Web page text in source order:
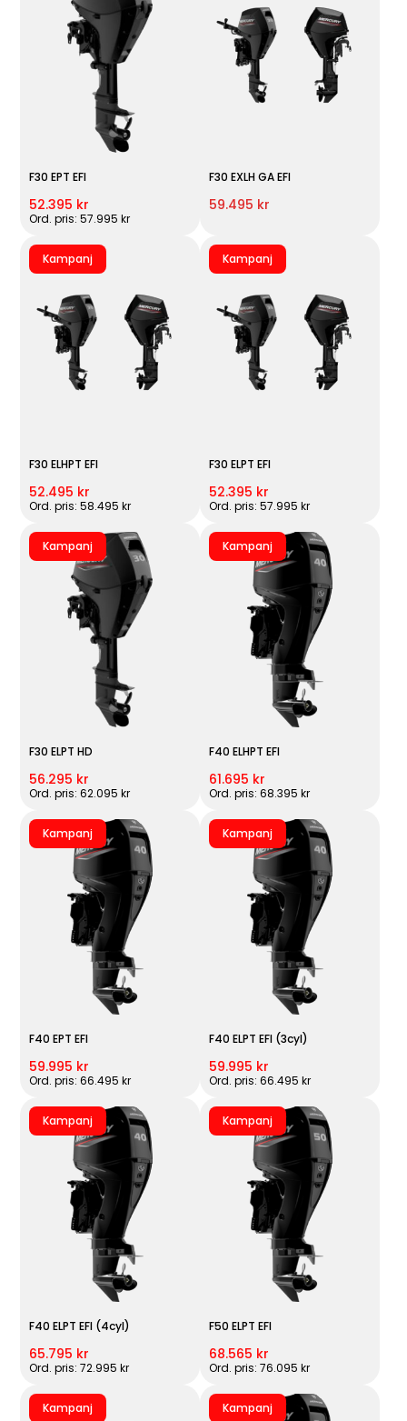
F30 EPT EFI
52.395 kr
Ord. pris: 57.995 kr
F30 EXLH GA EFI
59.495 kr
Kampanj
F30 ELHPT EFI
52.495 kr
Ord. pris: 58.495 kr
Kampanj
F30 ELPT EFI
52.395 kr
Ord. pris: 57.995 kr
Kampanj
F30 ELPT HD
56.295 kr
Ord. pris: 62.095 kr
Kampanj
F40 ELHPT EFI
61.695 kr
Ord. pris: 68.395 kr
Kampanj
F40 EPT EFI
59.995 kr
Ord. pris: 66.495 kr
Kampanj
F40 ELPT EFI (3cyl)
59.995 kr
Ord. pris: 66.495 kr
Kampanj
F40 ELPT EFI (4cyl)
65.795 kr
Ord. pris: 72.995 kr
Kampanj
F50 ELPT EFI
68.565 kr
Ord. pris: 76.095 kr
Kampanj Kampanj